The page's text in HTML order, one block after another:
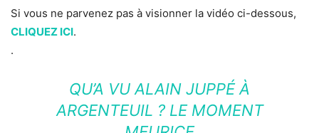
Si vous ne parvenez pas à visionner la vidéo ci-dessous,
CLIQUEZ ICI.
.
QU’A VU ALAIN JUPPÉ À
ARGENTEUIL ? LE MOMENT